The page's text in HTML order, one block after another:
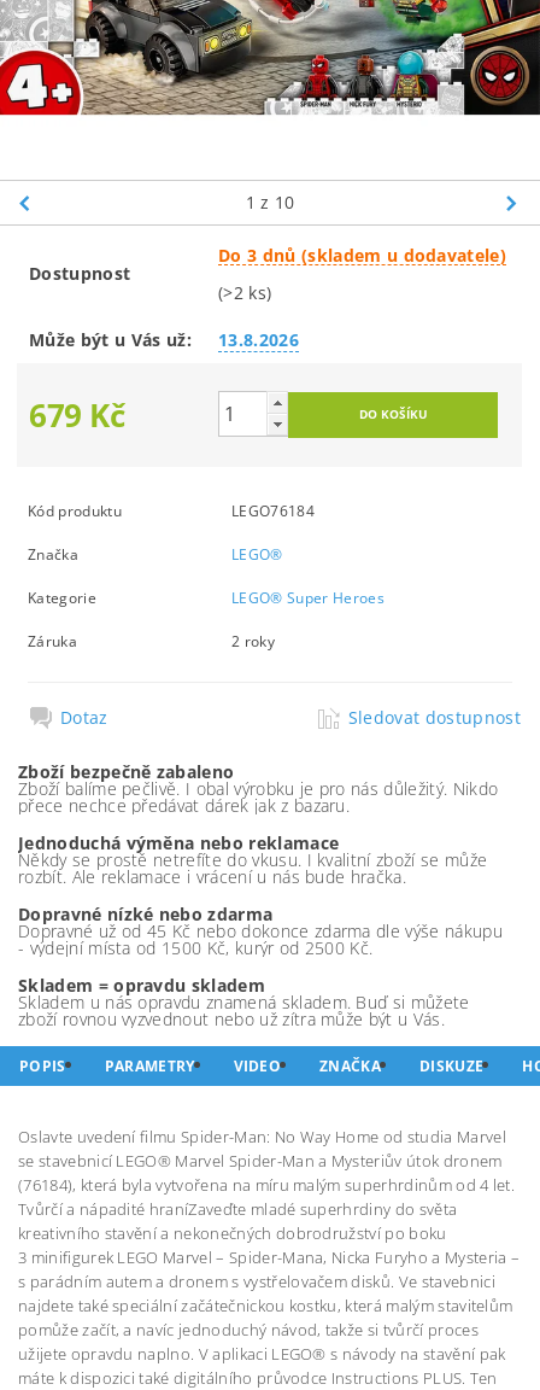
1 z 10
Dostupnost
Do 3 dnů (skladem u dodavatele)
(>2 ks)
Může být u Vás už: 13.8.2026
679 Kč
Kód produktu LEGO76184
Značka LEGO®
Kategorie LEGO® Super Heroes
Záruka 2 roky
Dotaz Sledovat dostupnost
Zboží bezpečně zabaleno
Zboží balíme pečlivě. I obal výrobku je pro nás důležitý. Nikdo
přece nechce předávat dárek jak z bazaru.
Jednoduchá výměna nebo reklamace
Někdy se prostě netrefíte do vkusu. I kvalitní zboží se může
rozbít. Ale reklamace i vrácení u nás bude hračka.
Dopravné nízké nebo zdarma
Dopravné už od 45 Kč nebo dokonce zdarma dle výše nákupu
- výdejní místa od 1500 Kč, kurýr od 2500 Kč.
Skladem = opravdu skladem
Skladem u nás opravdu znamená skladem. Buď si můžete
zboží rovnou vyzvednout nebo už zítra může být u Vás.
POPIS PARAMETRY VIDEO ZNAČKA DISKUZE
Oslavte uvedení filmu Spider-Man: No Way Home od studia Marvel
se stavebnicí LEGO® Marvel Spider-Man a Mysteriův útok dronem
(76184), která byla vytvořena na míru malým superhrdinům od 4 let.
Tvůrčí a nápadité hraníZaveďte mladé superhrdiny do světa
kreativního stavění a nekonečných dobrodružství po boku
3 minifigurek LEGO Marvel – Spider-Mana, Nicka Furyho a Mysteria –
s parádním autem a dronem s vystřelovačem disků. Ve stavebnici
najdete také speciální začátečnickou kostku, která malým stavitelům
pomůže začít, a navíc jednoduchý návod, takže si tvůrčí proces
užijete opravdu naplno. V aplikaci LEGO® s návody na stavění pak
máte k dispozici také digitálního průvodce Instructions PLUS. Ten